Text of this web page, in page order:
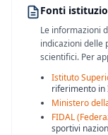
Fonti
Le informazioni
indicazioni delle
scientifici. Per
Istituto
riferimento in
Ministero
FIDAL
sportivi